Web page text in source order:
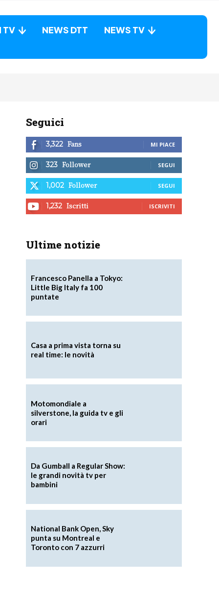
TV NEWS DTT
NEWS TV
Seguici
3,322 Fans MI PIACE
323 Follower SEGUI
1,002 Follower SEGUI
1,232 Iscritti ISCRIVITI
Ultime notizie
Francesco Panella a Tokyo:
Little Big Italy fa 100
puntate
Casa a prima vista torna su
real time: le novità
Motomondiale a
silverstone, la guida tv e gli
orari
Da Gumball a Regular Show:
le grandi novità tv per
bambini
National Bank Open, Sky
punta su Montreal e
Toronto con 7 azzurri